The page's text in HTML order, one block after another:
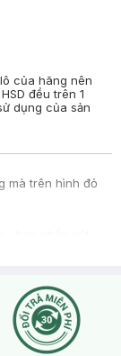
của hãng nên
đều trên 1
dụng của sản
mà trên hình đỏ